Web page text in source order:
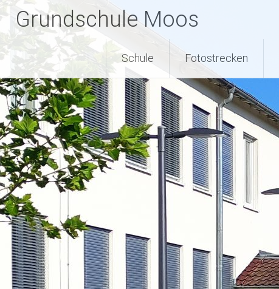
Zum
Inhalt
springen
Grundschule Moos
Schule Fotostrecken